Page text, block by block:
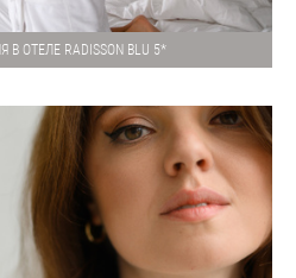
ОТЕЛЕ RADISSON BLU 5*